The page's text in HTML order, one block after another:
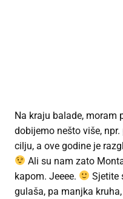
Na kraju balade, moram
dobijemo nešto više,
cilju, a ove godine je
Ali su nam zato
kapom. Jeeee.
Sjetite
gulaša, pa manjka